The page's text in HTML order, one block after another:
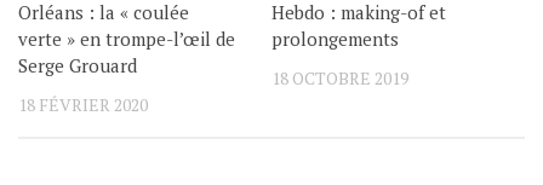
Orléans : la « coulée
verte » en trompe-l’œil de
Serge Grouard
18 FÉVRIER 2020
Hebdo : making-of et
prolongements
18 OCTOBRE 2019